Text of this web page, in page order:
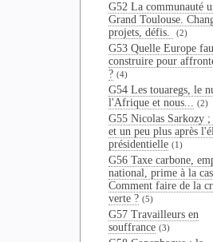
G52 La communauté
Grand Toulouse.
projets, défis.
(2)
G53 Quelle Europe
construire pour
? (4)
G54 Les touaregs, le
l'Afrique et nous... (2)
G55 Nicolas Sarkozy ;
et un peu plus après
présidentielle (1)
G56 Taxe carbone,
national, prime à la
Comment faire de la
verte ? (5)
G57 Travailleurs en
souffrance (3)